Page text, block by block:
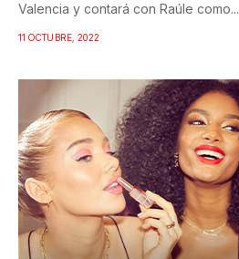
Valencia y contará con Raúle como...
11 OCTUBRE, 2022